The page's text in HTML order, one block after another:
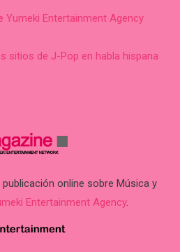
Yumeki Entertainment Agency
sitios de J-Pop en habla hispana
online sobre Música y
Entertainment Agency.